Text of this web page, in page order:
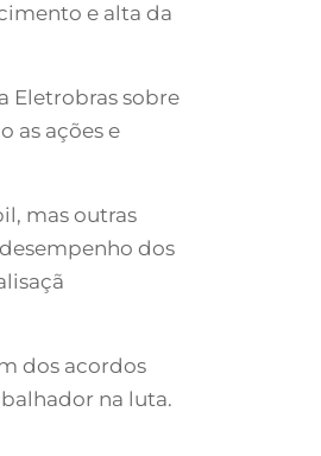
e alta da
Eletrobras sobre
as ações e
mas outras
dos
dos acordos
na luta.